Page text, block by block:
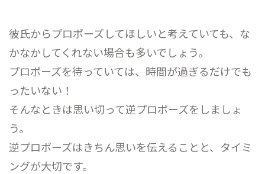
彼氏からプロポーズしてほしいと考えていても、な
かなかしてくれない場合も多いでしょう。
プロポーズを待っていては、時間が過ぎるだけでも
ったいない！
そんなときは思い切って逆プロポーズをしましょ
う。
逆プロポーズはきちん思いを伝えることと、タイミ
ングが大切です。